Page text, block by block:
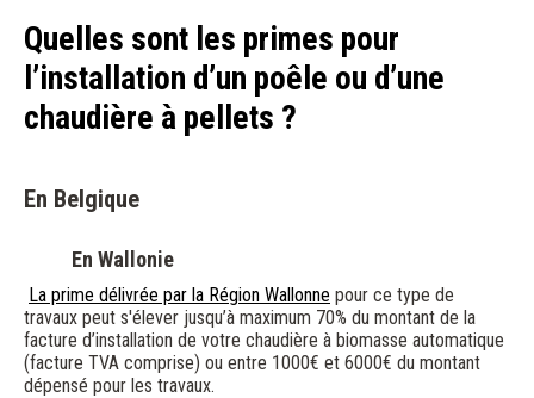
Quelles sont les primes pour
l’installation d’un poêle ou d’une
chaudière à pellets ?
En Belgique
En Wallonie
La prime délivrée par la Région Wallonne pour ce type de
travaux peut s'élever jusqu’à maximum 70% du montant de la
facture d’installation de votre chaudière à biomasse automatique
(facture TVA comprise) ou entre 1000€ et 6000€ du montant
dépensé pour les travaux.